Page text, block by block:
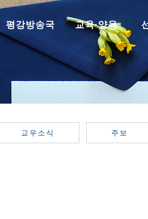
평강방송국 교육·양육
교우소식 주보